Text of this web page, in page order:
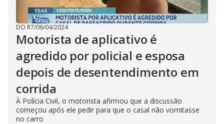
DO R7/06/04/2024
Motorista de aplicativo é
agredido por policial e esposa
depois de desentendimento em
corrida
À Polícia Civil, o motorista afirmou que a discussão
começou após ele pedir para que o casal não vomitasse
no carro